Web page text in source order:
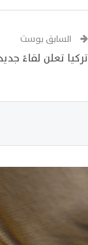
السابق بوست
تركيا تعلن لقاءً